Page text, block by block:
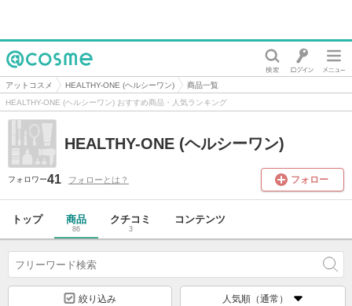
@cosme
アットコスメ HEALTHY-ONE (ヘルシーワン)
商品一覧
HEALTHY-ONE (ヘルシーワン) おすすめ商品・人気ランキング
HEALTHY-ONE (ヘルシーワン)
フォロワー41 フォローとは？ フォロー
トップ 商品
86
クチコミ
3
コンテンツ
絞り込み 人気順（通常）